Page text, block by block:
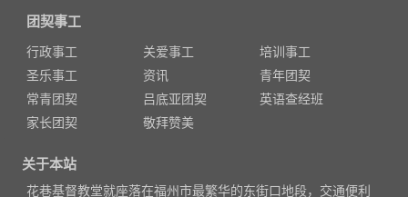
团契事工
行政事工 关爱事工
培训事工
圣乐事工
资讯
青年团契
常青团契
吕底亚团契
英语查经班
家长团契
敬拜赞美
关于本站
花巷基督教堂就座落在福州市最繁华的东街口地段，交通便利